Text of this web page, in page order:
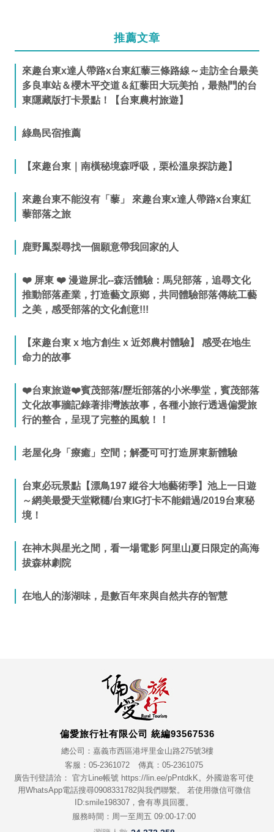
推薦文章
來趣台東x達人帶路x台東紅藜三條路線～走訪全台最美
多良車站＆櫻木平交道＆紅藜田大玩美拍，最熱門的台
東隱藏版打卡景點！【台東農村旅遊】
綠島民宿推薦
【來趣台東｜南橫秘境森呼吸，栗松溫泉探訪趣】
來趣台東不能沒有「藜」 來趣台東x達人帶路x台東紅
藜部落之旅
鹿野鳳梨尋找一個願意帶我回家的人
❤️ 屏東 ❤️ 漫遊屏北--森活體驗：馬兒部落，追尋文化
推動部落產業，打造藝文原鄉，共同體驗部落傳統工藝
之美，感受部落的文化創意!!!
【來趣台東 x 地方創生 x 近郊農村體驗】 感受在地生
命力的故事
❤️台東旅遊❤️賓茂部落/歷坵部落的小米學堂，賓茂部落
文化故事牆記錄著排灣族故事，各種小旅行透過偏愛旅
行的整合，呈現了完整的風貌！！
老屋化身「療癒」空間；解憂可可打造屏東新體驗
台東必玩景點【漂鳥197 縱谷大地藝術季】池上一日遊
～網美最愛天堂鞦韆/台東IG打卡不能錯過/2019台東秘
境！
在神木與星光之間，看一場電影 阿里山夏日限定的高海
拔森林劇院
在地人的澎湖味，是數百年來與自然共存的智慧
偏愛旅行社有限公司 統編93567536
總公司：嘉義市西區港坪里金山路275號3樓
客服：05-2361072
傳真：05-2361075
廣告刊登請洽： 官方Line帳號 https://lin.ee/pPntdkK。外國遊客可使
用WhatsApp電話搜尋0908331782與我們聯繫。 若使用微信可微信
ID:smile198307，會有專員回覆。
服務時間：周一至周五 09:00-17:00